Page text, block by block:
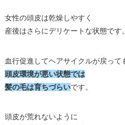
女性の頭皮は乾燥しやすく
産後はさらにデリケートな状態です。
血行促進してヘアサイクルが戻って
頭皮環境が悪い状態では
髪の毛は育ちづらいです。
頭皮が荒れないように